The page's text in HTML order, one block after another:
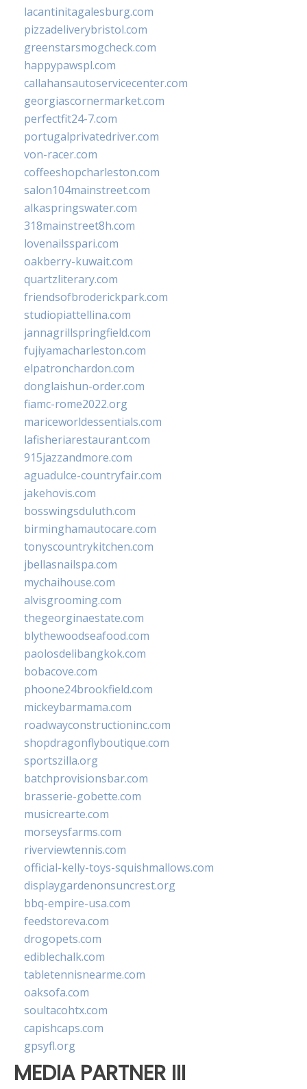
lacantinitagalesburg.com
pizzadeliverybristol.com
greenstarsmogcheck.com
happypawspl.com
callahansautoservicecenter.com
georgiascornermarket.com
perfectfit24-7.com
portugalprivatedriver.com
von-racer.com
coffeeshopcharleston.com
salon104mainstreet.com
alkaspringswater.com
318mainstreet8h.com
lovenailsspari.com
oakberry-kuwait.com
quartzliterary.com
friendsofbroderickpark.com
studiopiattellina.com
jannagrillspringfield.com
fujiyamacharleston.com
elpatronchardon.com
donglaishun-order.com
fiamc-rome2022.org
mariceworldessentials.com
lafisheriarestaurant.com
915jazzandmore.com
aguadulce-countryfair.com
jakehovis.com
bosswingsduluth.com
birminghamautocare.com
tonyscountrykitchen.com
jbellasnailspa.com
mychaihouse.com
alvisgrooming.com
thegeorginaestate.com
blythewoodseafood.com
paolosdelibangkok.com
bobacove.com
phoone24brookfield.com
mickeybarmama.com
roadwayconstructioninc.com
shopdragonflyboutique.com
sportszilla.org
batchprovisionsbar.com
brasserie-gobette.com
musicrearte.com
morseysfarms.com
riverviewtennis.com
official-kelly-toys-squishmallows.com
displaygardenonsuncrest.org
bbq-empire-usa.com
feedstoreva.com
drogopets.com
ediblechalk.com
tabletennisnearme.com
oaksofa.com
soultacohtx.com
capishcaps.com
gpsyfl.org
MEDIA PARTNER III